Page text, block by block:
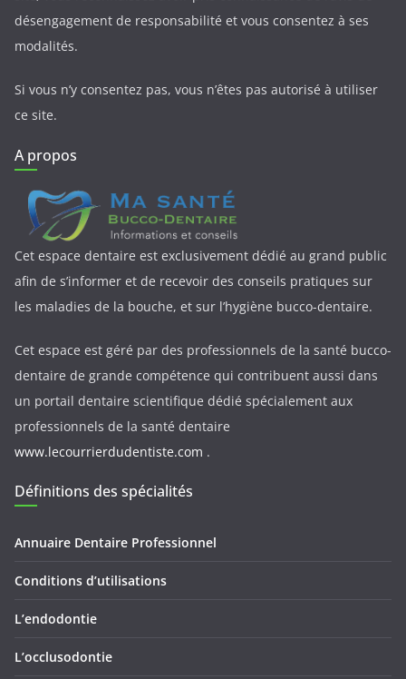
désengagement de responsabilité et vous consentez à ses
modalités.
Si vous n’y consentez pas, vous n’êtes pas autorisé à utiliser
ce site.
A propos
Cet espace dentaire est exclusivement dédié au grand public
afin de s’informer et de recevoir des conseils pratiques sur
les maladies de la bouche, et sur l’hygiène bucco-dentaire.
Cet espace est géré par des professionnels de la santé bucco-
dentaire de grande compétence qui contribuent aussi dans
un portail dentaire scientifique dédié spécialement aux
professionnels de la santé dentaire
www.lecourrierdudentiste.com .
Définitions des spécialités
Annuaire Dentaire Professionnel
Conditions d’utilisations
L’endodontie
L’occlusodontie